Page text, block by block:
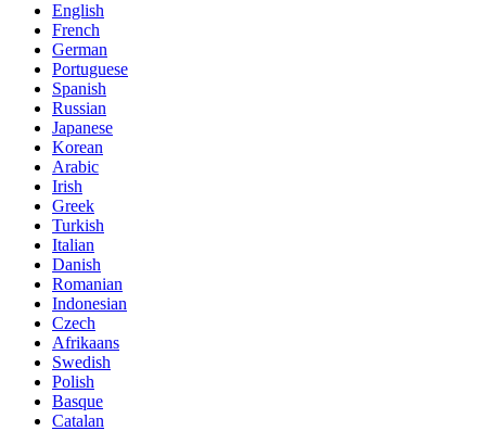
English
French
German
Portuguese
Spanish
Russian
Japanese
Korean
Arabic
Irish
Greek
Turkish
Italian
Danish
Romanian
Indonesian
Czech
Afrikaans
Swedish
Polish
Basque
Catalan